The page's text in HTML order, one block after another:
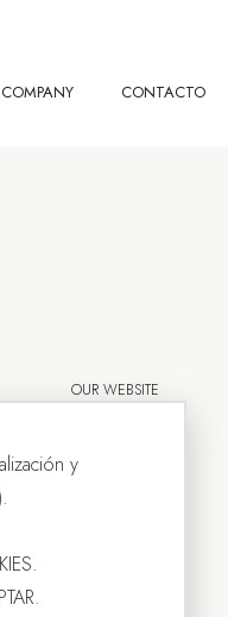
COMPANY CONTACTO
OUR WEBSITE
y